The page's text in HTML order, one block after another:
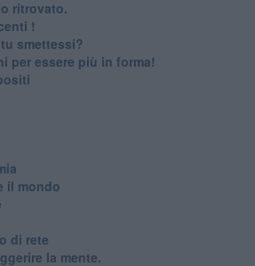
ritrovato.
!
smettessi?
per essere più in forma!
il mondo
di rete
la mente.